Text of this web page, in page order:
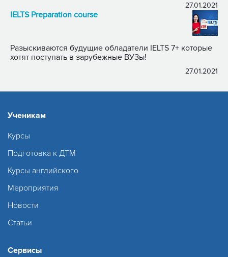
27.01.2021
IELTS Preparation course
Разыскиваются будущие обладатели IELTS 7+ которые
хотят поступать в зарубежные ВУЗы!
27.01.2021
Ученикам
Курсы
Подготовка к ДТМ
Курсы английского
Мероприятия
Новости
Статьи
Сервисы